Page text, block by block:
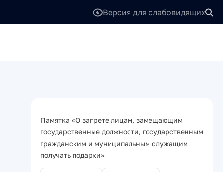
Версия для слабовидящих
Памятка «О запрете лицам, замещающим
государственные должности, государственным
гражданским и муниципальным служащим
получать подарки»